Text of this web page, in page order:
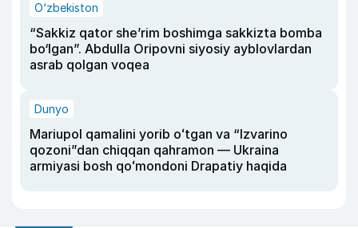
O‘zbekiston
“Sakkiz qator she’rim boshimga sakkizta bomba
bo‘lgan”. Abdulla Oripovni siyosiy ayblovlardan
asrab qolgan voqea
Dunyo
Mariupol qamalini yorib oʻtgan va “Izvarino
qozoni”dan chiqqan qahramon — Ukraina
armiyasi bosh qoʻmondoni Drapatiy haqida